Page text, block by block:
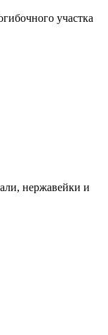
участка
нержавейки и